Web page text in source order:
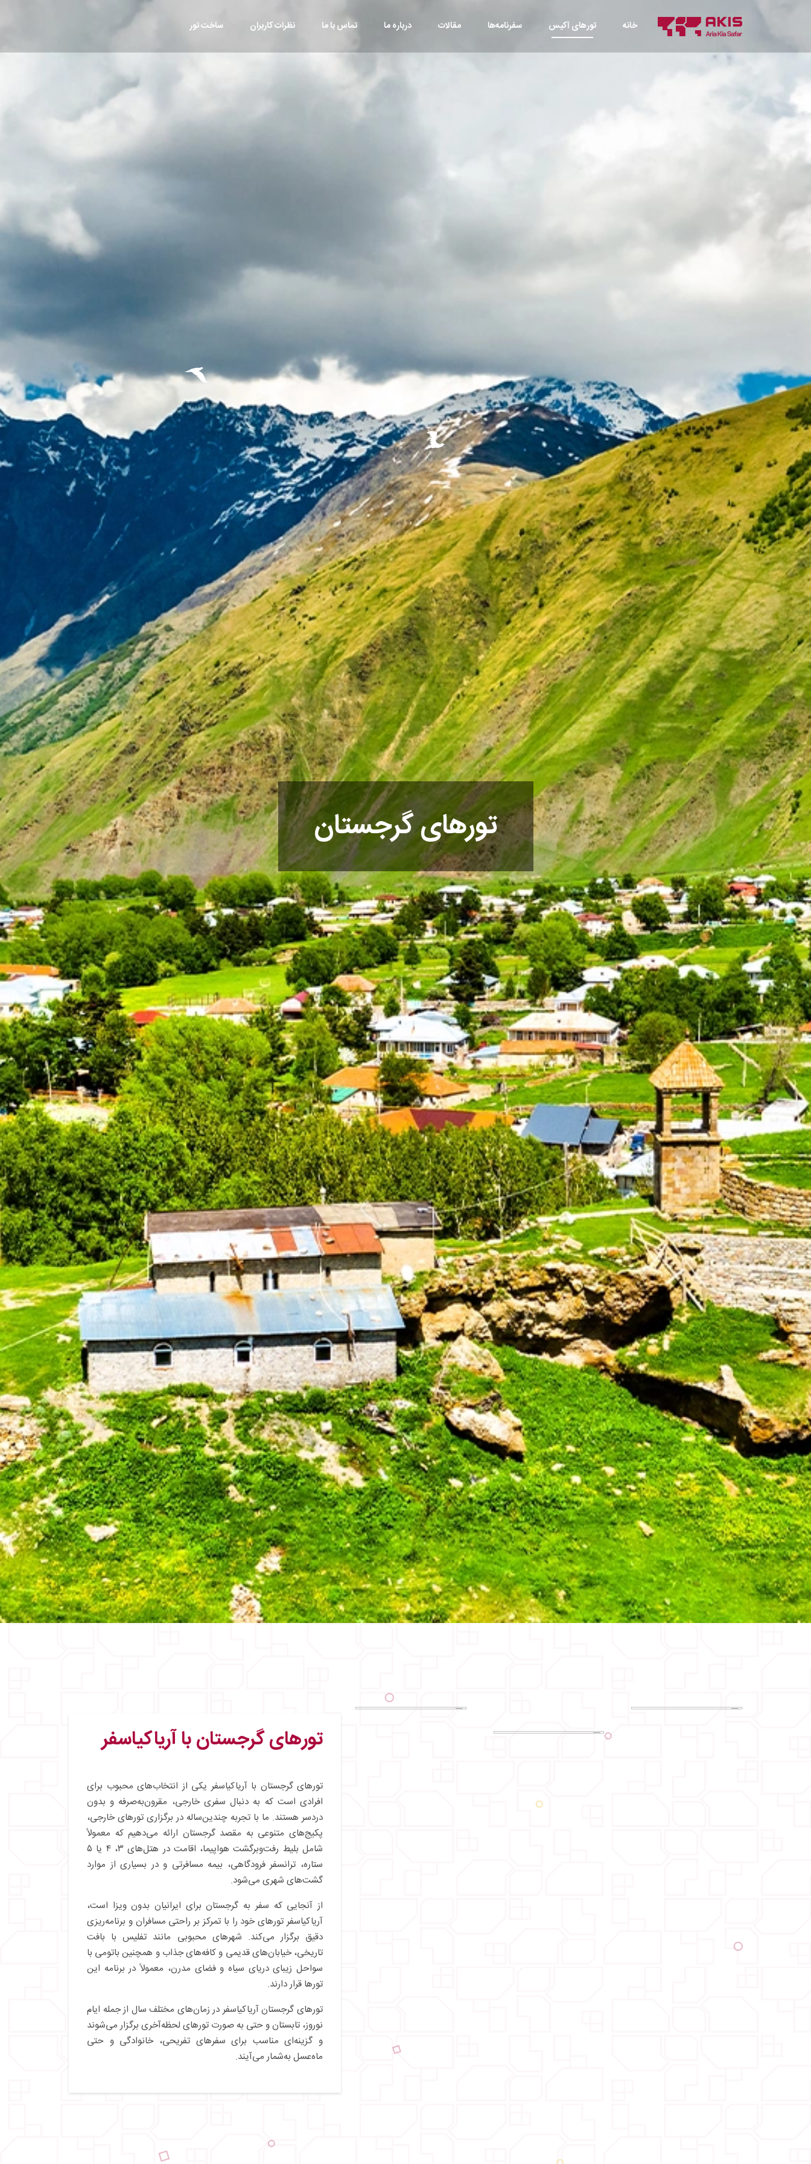
خانه تورهای آکیس سفرنامه‌ها مقالات درباره ما تماس با ما نظرات کاربران ساخت تور
تورهای گرجستان
تورهای گرجستان با آریاکیاسفر
تورهای گرجستان با آریاکیاسفر یکی از انتخاب‌های محبوب برای
افرادی است که به‌ دنبال سفری خارجی، مقرون‌به‌صرفه و بدون
دردسر هستند. ما با تجربه چندین‌ساله در برگزاری تورهای خارجی،
پکیج‌های متنوعی به مقصد گرجستان ارائه می‌دهیم که معمولاً
شامل بلیط رفت‌وبرگشت هواپیما، اقامت در هتل‌های ۳، ۴ یا ۵
ستاره، ترانسفر فرودگاهی، بیمه مسافرتی و در بسیاری از موارد
گشت‌های شهری می‌شود.
از آنجایی که سفر به گرجستان برای ایرانیان بدون ویزا است،
آریاکیاسفر تورهای خود را با تمرکز بر راحتی مسافران و برنامه‌ریزی
دقیق برگزار می‌کند. شهرهای محبوبی مانند تفلیس با بافت
تاریخی، خیابان‌های قدیمی و کافه‌های جذاب و همچنین باتومی با
سواحل زیبای دریای سیاه و فضای مدرن، معمولاً در برنامه این
تورها قرار دارند.
تورهای گرجستان آریاکیاسفر در زمان‌های مختلف سال از جمله ایام
نوروز، تابستان و حتی به‌ صورت تورهای لحظه‌آخری برگزار می‌شوند
و گزینه‌ای مناسب برای سفرهای تفریحی، خانوادگی و حتی
ماه‌عسل به‌شمار می‌آیند.